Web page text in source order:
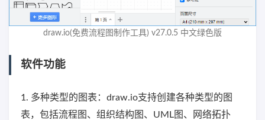
draw.io(免费流程图制作工具) v27.0.5 中文绿色版
软件功能
1. 多种类型的图表：draw.io支持创建各种类型的图
表，包括流程图、组织结构图、UML图、网络拓扑